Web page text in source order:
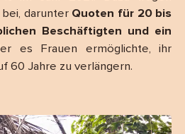
darunter Quoten für 20 bis
Beschäftigten und ein
es Frauen ermöglichte, ihr
60 Jahre zu verlängern.